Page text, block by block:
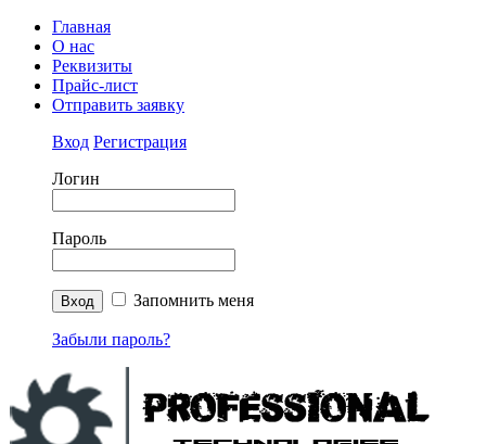
Главная
О нас
Реквизиты
Прайс-лист
Отправить заявку
Вход Регистрация
Логин
Пароль
Запомнить меня
Забыли пароль?